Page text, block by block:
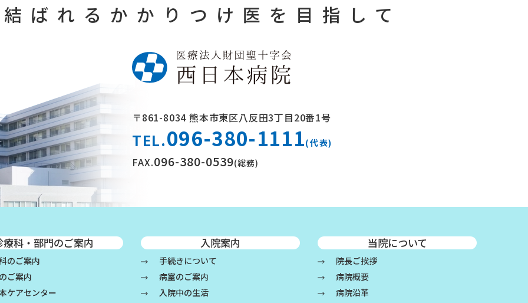
ばれる かかりつけ医を目指して
〒861-8034 熊本市東区八反田3丁目20番1号
TEL.096-380-1111(代表)
FAX.096-380-0539(総務)
療科・部門のご案内
のご案内
ご案内
ケアセンター
入院案内
手続きについて
病室のご案内
入院中の生活
当院について
院長ご挨拶
病院概要
病院沿革